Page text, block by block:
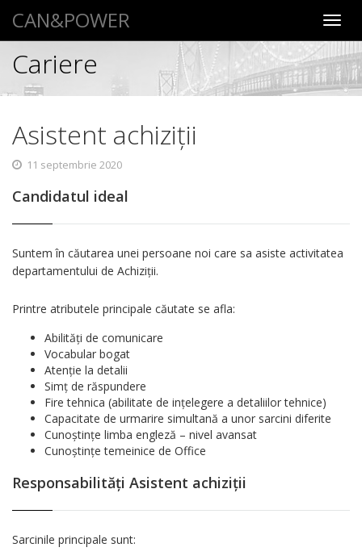
CAN&POWER
Cariere
Asistent achiziții
11 septembrie 2020
Candidatul ideal
Suntem în căutarea unei persoane noi care sa asiste activitatea
departamentului de Achiziții.
Printre atributele principale căutate se afla:
Abilități de comunicare
Vocabular bogat
Atenție la detalii
Simț de răspundere
Fire tehnica (abilitate de ințelegere a detaliilor tehnice)
Capacitate de urmarire simultană a unor sarcini diferite
Cunoștințe limba engleză – nivel avansat
Cunoștințe temeinice de Office
Responsabilități Asistent achiziții
Sarcinile principale sunt: